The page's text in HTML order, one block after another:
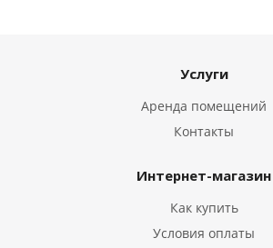
Услуги
Аренда помещений
Контакты
Интернет-магазин
Как купить
Условия оплаты